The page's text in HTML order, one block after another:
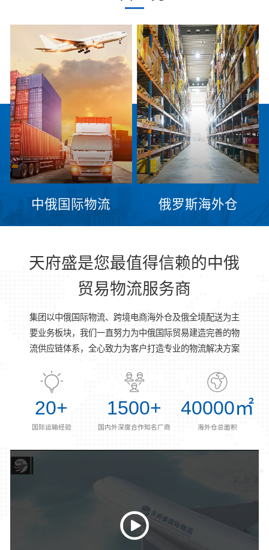
中俄国际物流 俄罗斯海外仓
天府盛是您最值得信赖的中俄
贸易物流服务商
集团以中俄国际物流、跨境电商海外仓及俄全境配送为主
要业务板块，我们一直努力为中俄国际贸易建造完善的物
流供应链体系，全心致力为客户打造专业的物流解决方案
20+
国际运输经验
1500+
国内外深度合作知名厂商
40000㎡
海外仓总面积